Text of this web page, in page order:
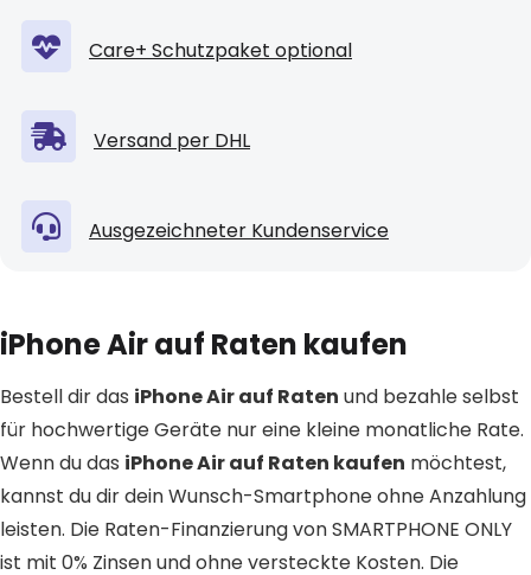
Care+ Schutzpaket optional
Versand per DHL
Ausgezeichneter Kundenservice
iPhone Air auf Raten kaufen
Bestell dir das iPhone Air auf Raten und bezahle selbst
für hochwertige Geräte nur eine kleine monatliche Rate.
Wenn du das iPhone Air auf Raten kaufen möchtest,
kannst du dir dein Wunsch-Smartphone ohne Anzahlung
leisten. Die Raten-Finanzierung von SMARTPHONE ONLY
ist mit 0% Zinsen und ohne versteckte Kosten. Die